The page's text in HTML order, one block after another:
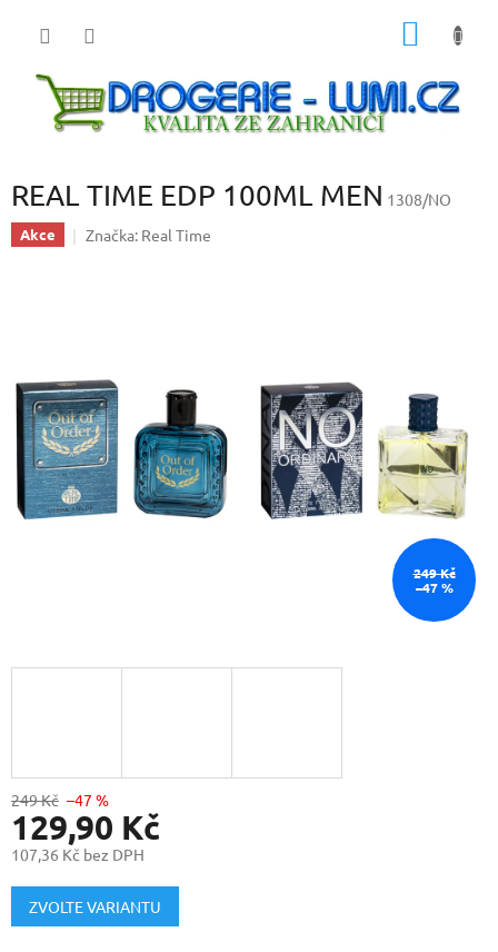
REAL TIME EDP 100ML MEN 1308/NO
Akce Značka: Real Time
249 Kč
–47 %
249 Kč –47 %
129,90 Kč
107,36 Kč bez DPH
Měrná
cena:
ZVOLTE VARIANTU